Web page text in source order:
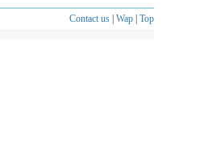
Contact us Wap Top